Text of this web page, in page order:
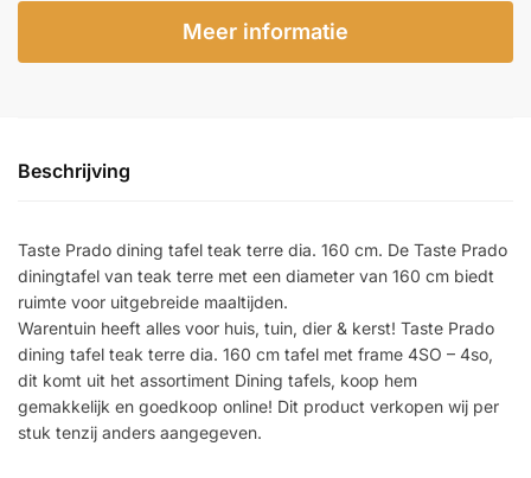
€1.438,00.
is:
€1.219,00.
Meer informatie
Beschrijving
Taste Prado dining tafel teak terre dia. 160 cm. De Taste Prado
diningtafel van teak terre met een diameter van 160 cm biedt
ruimte voor uitgebreide maaltijden.
Warentuin heeft alles voor huis, tuin, dier & kerst! Taste Prado
dining tafel teak terre dia. 160 cm tafel met frame 4SO – 4so,
dit komt uit het assortiment Dining tafels, koop hem
gemakkelijk en goedkoop online! Dit product verkopen wij per
stuk tenzij anders aangegeven.